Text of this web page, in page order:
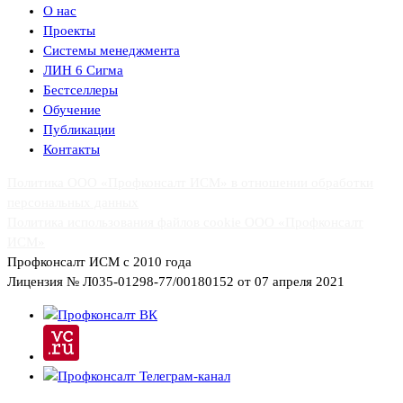
О нас
Проекты
Системы менеджмента
ЛИН 6 Сигма
Бестселлеры
Обучение
Публикации
Контакты
Профконсалт ИСМ с 2010 года
Лицензия № Л035-01298-77/00180152 от 07 апреля 2021